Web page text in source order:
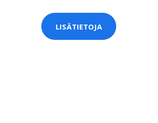
LISÄTIETOJA